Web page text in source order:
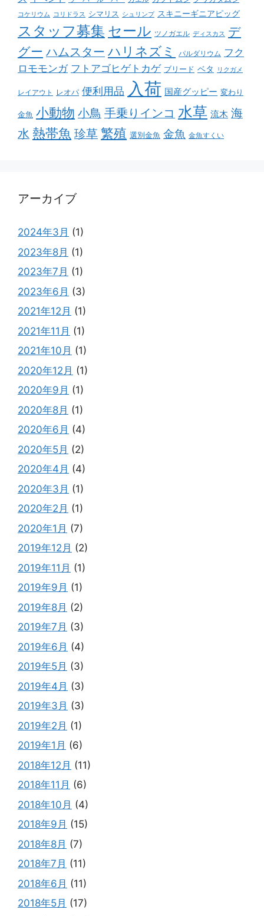
コケリウム コリドラス シマリス シュリンプ スキニーギニアピッグ
スタッフ募集 セール ツノガエル ディスカス デ
グー ハムスター ハリネズミ パルダリウム フク
ロモモンガ フトアゴヒゲトカゲ ブリード ベタ リクガメ
レイアウト レオパ 便利用品 入荷 国産グッピー 変わり
金魚 小動物 小鳥 手乗りインコ 水草 流木 海
水 熱帯魚 珍草 繁殖 選別金魚 金魚 金魚すくい
アーカイブ
2024年3月 (1)
2023年8月 (1)
2023年7月 (1)
2023年6月 (3)
2021年12月 (1)
2021年11月 (1)
2021年10月 (1)
2020年12月 (1)
2020年9月 (1)
2020年8月 (1)
2020年6月 (4)
2020年5月 (2)
2020年4月 (4)
2020年3月 (1)
2020年2月 (1)
2020年1月 (7)
2019年12月 (2)
2019年11月 (1)
2019年9月 (1)
2019年8月 (2)
2019年7月 (3)
2019年6月 (4)
2019年5月 (3)
2019年4月 (3)
2019年3月 (3)
2019年2月 (1)
2019年1月 (6)
2018年12月 (11)
2018年11月 (6)
2018年10月 (4)
2018年9月 (15)
2018年8月 (7)
2018年7月 (11)
2018年6月 (11)
2018年5月 (17)